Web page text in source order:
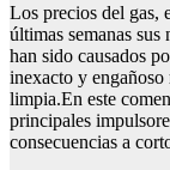
Los precios del gas,
últimas semanas sus
han sido causados
inexacto y engañoso
limpia.En este
principales
consecuencias a